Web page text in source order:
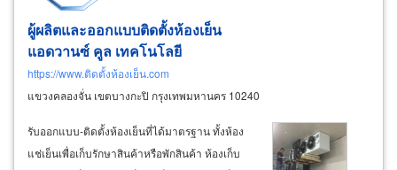
ผู้ผลิตและออกแบบติดตั้งห้องเย็น
แอดวานซ์ คูล เทคโนโลยี
https://www.ติดตั้งห้องเย็น.com
แขวงคลองจั่น เขตบางกะปิ กรุงเทพมหานคร 10240
รับออกแบบ-ติดตั้งห้องเย็นที่ได้มาตรฐาน ทั้งห้อง
แช่เย็นเพื่อเก็บรักษาสินค้าหรือพักสินค้า ห้องเก็บ